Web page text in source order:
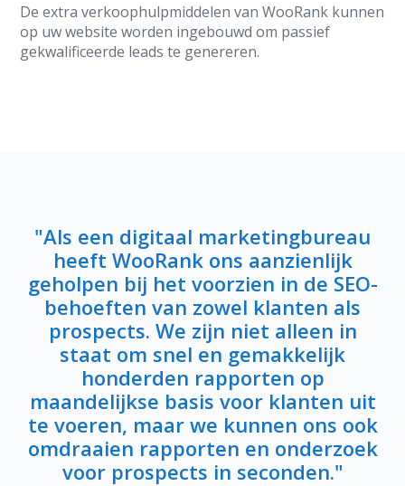
De extra verkoophulpmiddelen van WooRank kunnen
op uw website worden ingebouwd om passief
gekwalificeerde leads te genereren.
"Als een digitaal marketingbureau
heeft WooRank ons ​​aanzienlijk
geholpen bij het voorzien in de SEO-
behoeften van zowel klanten als
prospects. We zijn niet alleen in
staat om snel en gemakkelijk
honderden rapporten op
maandelijkse basis voor klanten uit
te voeren, maar we kunnen ons ook
omdraaien rapporten en onderzoek
voor prospects in seconden."